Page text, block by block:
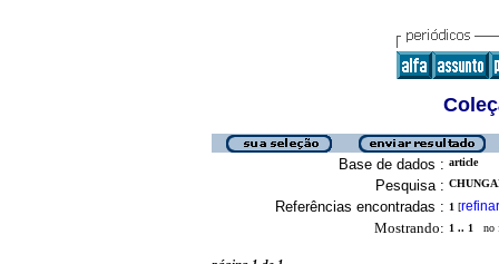
Base de dados : article
Pesquisa :
Referências encontradas : 1 [refinar
Mostrando: 1 .. 1 no